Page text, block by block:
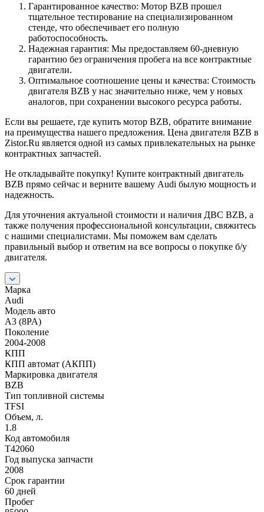
Гарантированное качество: Мотор BZB прошел
тщательное тестирование на специализированном
стенде, что обеспечивает его полную
работоспособность.
Надежная гарантия: Мы предоставляем 60-дневную
гарантию без ограничения пробега на все контрактные
двигатели.
Оптимальное соотношение цены и качества: Стоимость
двигателя BZB у нас значительно ниже, чем у новых
аналогов, при сохранении высокого ресурса работы.
Если вы решаете, где купить мотор BZB, обратите внимание
на преимущества нашего предложения. Цена двигателя BZB в
Zistor.Ru является одной из самых привлекательных на рынке
контрактных запчастей.
Не откладывайте покупку! Купите контрактный двигатель
BZB прямо сейчас и верните вашему Audi былую мощность и
надежность.
Для уточнения актуальной стоимости и наличия ДВС BZB, а
также получения профессиональной консультации, свяжитесь
с нашими специалистами. Мы поможем вам сделать
правильный выбор и ответим на все вопросы о покупке б/у
двигателя.
Марка
Audi
Модель авто
A3 (8PA)
Поколение
2004-2008
КПП
КПП автомат (АКПП)
Маркировка двигателя
BZB
Тип топливной системы
TFSI
Объем, л.
1.8
Код автомобиля
T42060
Год выпуска запчасти
2008
Срок гарантии
60 дней
Пробег